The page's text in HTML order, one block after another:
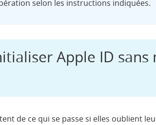
selon les instructions indiquées.
Apple ID sans
de ce qui se passe si elles oublient